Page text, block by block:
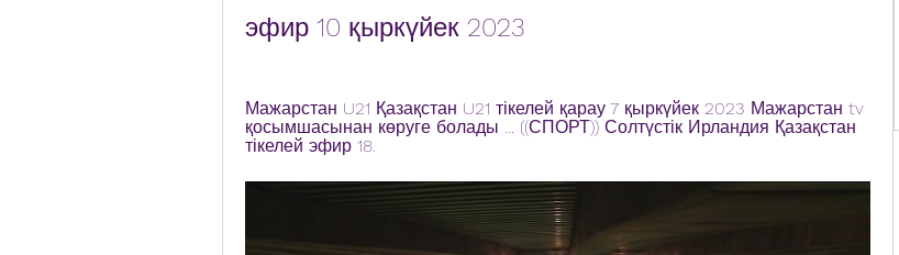
эфир 10 қыркүйек 2023
Мажарстан U21 Қазақстан U21 тікелей қарау 7 қыркүйек 2023 Мажарстан tv
қосымшасынан көруге болады ... ((СПОРТ)) Солтүстік Ирландия Қазақстан
тікелей эфир 18.